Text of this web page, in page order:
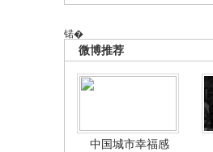
锘�
微博推荐
中国城市幸福感